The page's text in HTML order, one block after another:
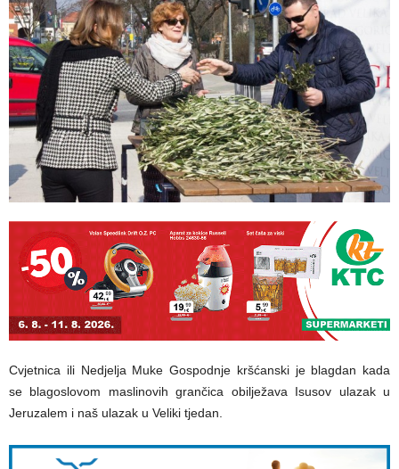
Cvjetnica ili Nedjelja Muke Gospodnje kršćanski je blagdan kada
se blagoslovom maslinovih grančica obilježava Isusov ulazak u
Jeruzalem i naš ulazak u Veliki tjedan.